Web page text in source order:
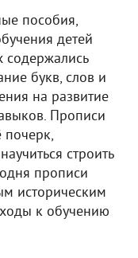
пособия,
детей
содержались
букв, слов и
на развитие
Прописи
почерк,
строить
прописи
историческим
к обучению